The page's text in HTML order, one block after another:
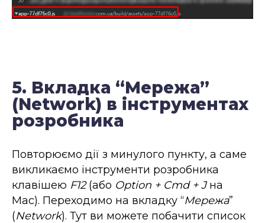
5. Вкладка “Мережа”
(Network) в інструментах
розробника
Повторюємо дії з минулого пункту, а саме
викликаємо інструменти розробника
клавішею F12(або Option + Cmd + Jна
Mac). Переходимо на вкладку “Мережа”
(Network). Тут ви можете побачити список